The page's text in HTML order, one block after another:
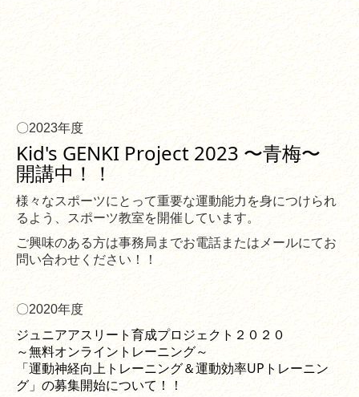
採用Q＆A
応募・お問い合わせフォーム
関連リンク
サイトマップ
地域交流室利用予定カレンダー
情報開示
〇2023年度
Kid's GENKI Project 2023 〜青梅〜
開講中！！
様々なスポーツにとって重要な運動能力を身につけられ
るよう、スポーツ教室を開催しています。
ご興味のある方は事務局までお電話またはメールにてお
問い合わせください！！
〇2020年度
ジュニアアスリート育成プロジェクト２０２０
～無料オンライントレーニング～
「運動神経向上トレーニング＆運動効率UPトレーニン
グ」の募集開始について！！